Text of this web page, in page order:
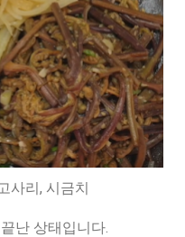
사리, 시금치
난 상태입니다.